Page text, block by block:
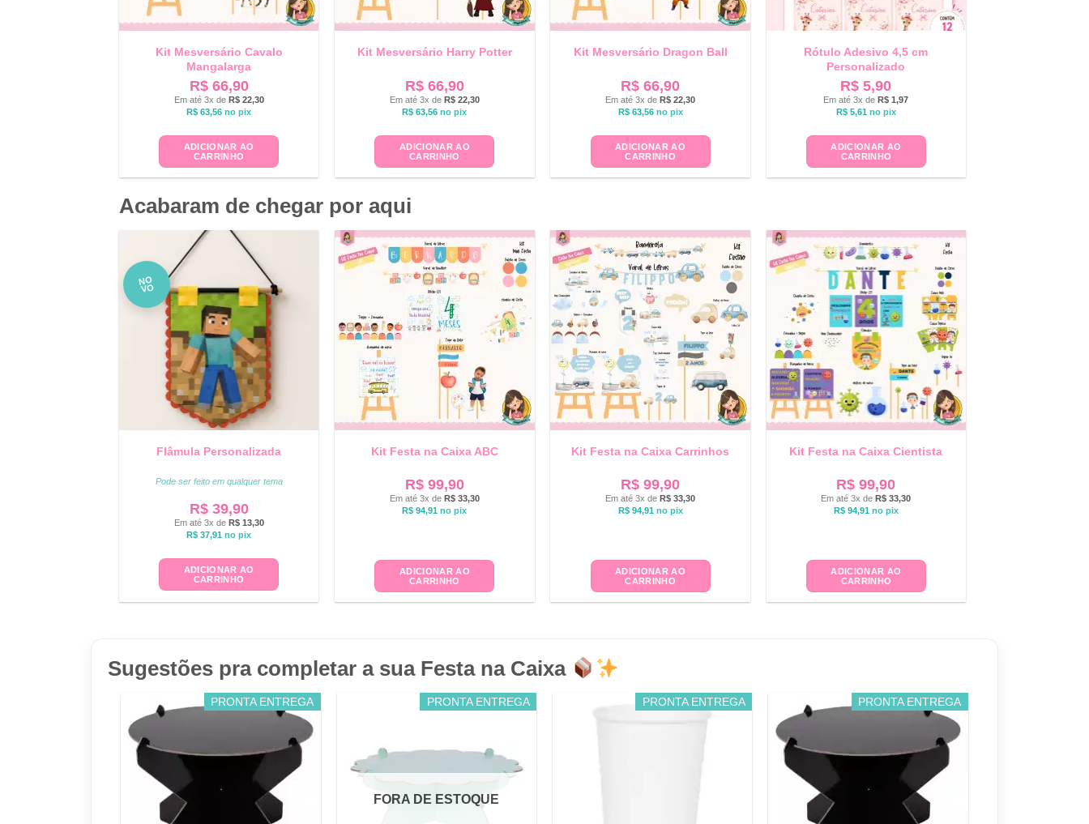
Kit Mesversário Cavalo
Mangalarga
R$66,90
Em até 3x de R$22,30
R$ 63,56 no pix
ADICIONAR AO
CARRINHO
Kit Mesversário Harry Potter
R$66,90
Em até 3x de R$22,30
R$ 63,56 no pix
ADICIONAR AO
CARRINHO
Kit Mesversário Dragon Ball
R$ 66,90
Em até 3x deR$ 22,30
R$63,56 no pix
ADICIONAR AO
CARRINHO
Rótulo Adesivo 4,5 cm
Personalizado
R$ 5,90
Em até 3x deR$ 1,97
R$5,61 no pix
ADICIONAR AO
CARRINHO
Acabaram de chegar por aqui
NO
VO
Flâmula Personalizada
Pode ser feito em qualquer tema
R$39,90
Em até 3x de R$13,30
R$ 37,91 no pix
ADICIONAR AO
CARRINHO
Kit Festa na Caixa ABC
R$99,90
Em até 3x de R$33,30
R$ 94,91 no pix
ADICIONAR AO
CARRINHO
Kit Festa na Caixa Carrinhos
R$ 99,90
Em até 3x deR$ 33,30
R$94,91 no pix
ADICIONAR AO
CARRINHO
Kit Festa na Caixa Cientista
R$ 99,90
Em até 3x deR$ 33,30
R$94,91 no pix
ADICIONAR AO
CARRINHO
Sugestões pra completar a sua Festa na Caixa
PRONTA ENTREGA PRONTA ENTREGA
FORA DE ESTOQUE
PRONTA ENTREGA PRONTA ENTREGA